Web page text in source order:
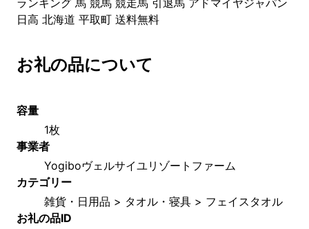
ランキング 馬 競馬 競走馬 引退馬 アドマイヤジャパン
日高 北海道 平取町 送料無料
お礼の品について
容量
1枚
事業者
Yogiboヴェルサイユリゾートファーム
カテゴリー
雑貨・日用品 > タオル・寝具 > フェイスタオル
お礼の品ID